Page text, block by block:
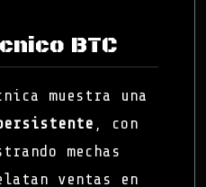
BTC
muestra una
, con
mechas
ventas en